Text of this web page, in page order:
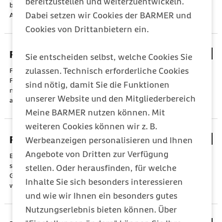
Dabei setzen wir Cookies der BARMER und
Cookies von Drittanbietern ein.
Sie entscheiden selbst, welche Cookies Sie
zulassen. Technisch erforderliche Cookies
sind nötig, damit Sie die Funktionen
unserer Website und den Mitgliederbereich
Meine BARMER nutzen können. Mit
weiteren Cookies können wir z. B.
Werbeanzeigen personalisieren und Ihnen
Angebote von Dritten zur Verfügung
stellen. Oder herausfinden, für welche
Inhalte Sie sich besonders interessieren
und wie wir Ihnen ein besonders gutes
Nutzungserlebnis bieten können. Über
bei Infektionen und Entzündungen, aber auch infolge anderer
Auslöser auf.
Fieberkrampf
Fieberkrämpfe treten vor allem beiBabysund Kleinkindern bei
Fieberanstieg auf. Es sind epileptische Krampfanfälle, die aber
nicht zur Epilepsie zählen und eine solche auch nicht
auslösen.
Fraktur (Knochenbruch)
Eine Fraktur entsteht, wenn das Stützskelett des Körpers zu
stark belastet wird. Oft reicht eine Ruhigstellung im
Gipsverband, manche Knochenbrüche müssen operiert
werden.